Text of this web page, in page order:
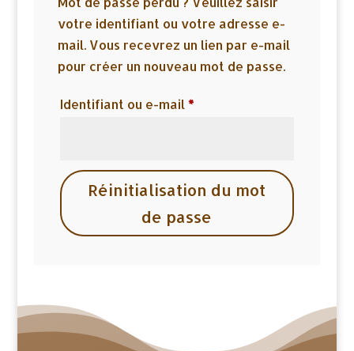
votre identifiant ou votre adresse e-
mail. Vous recevrez un lien par e-mail
pour créer un nouveau mot de passe.
Identifiant ou e-mail*Obligatoire
Réinitialisation du mot
de passe